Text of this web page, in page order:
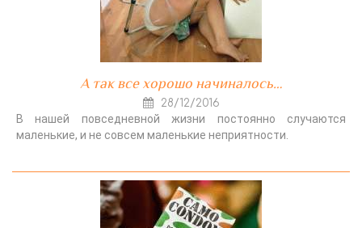
А так все хорошо начиналось…
28/12/2016
В нашей повседневной жизни постоянно случаются
маленькие, и не совсем маленькие неприятности.